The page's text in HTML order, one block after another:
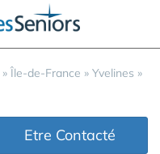
» Île-de-France » Yvelines »
Etre Contacté